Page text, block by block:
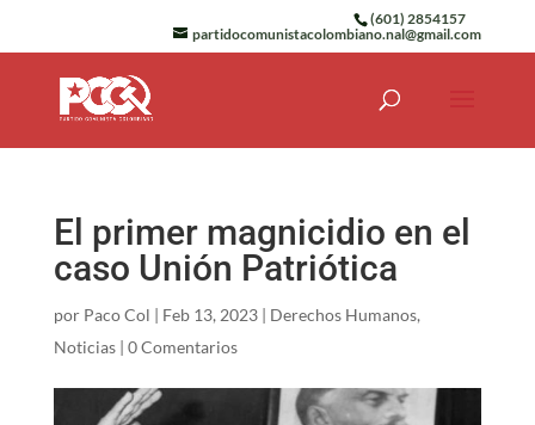
(601) 2854157
partidocomunistacolombiano.nal@gmail.com
El primer magnicidio en el
caso Unión Patriótica
por Paco Col | Feb 13, 2023| Derechos Humanos,
Noticias| 0 Comentarios